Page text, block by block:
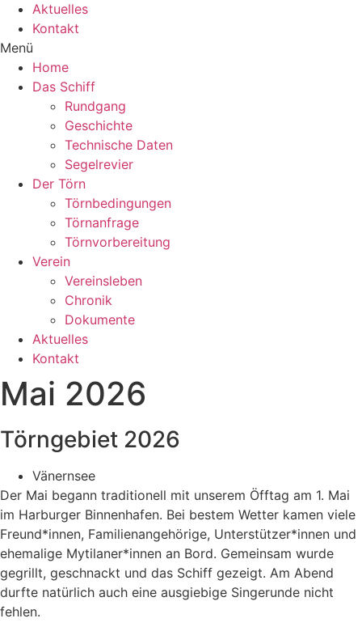
Aktuelles
Kontakt
Menü
Home
Das Schiff
Rundgang
Geschichte
Technische Daten
Segelrevier
Der Törn
Törnbedingungen
Törnanfrage
Törnvorbereitung
Verein
Vereinsleben
Chronik
Dokumente
Aktuelles
Kontakt
Mai 2026
Törngebiet 2026
Vänernsee
Der Mai begann traditionell mit unserem Öfftag am 1. Mai
im Harburger Binnenhafen. Bei bestem Wetter kamen viele
Freund*innen, Familienangehörige, Unterstützer*innen und
ehemalige Mytilaner*innen an Bord. Gemeinsam wurde
gegrillt, geschnackt und das Schiff gezeigt. Am Abend
durfte natürlich auch eine ausgiebige Singerunde nicht
fehlen.